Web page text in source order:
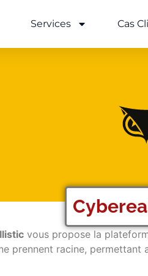
Services Cas
vous propose la
prennent racine,